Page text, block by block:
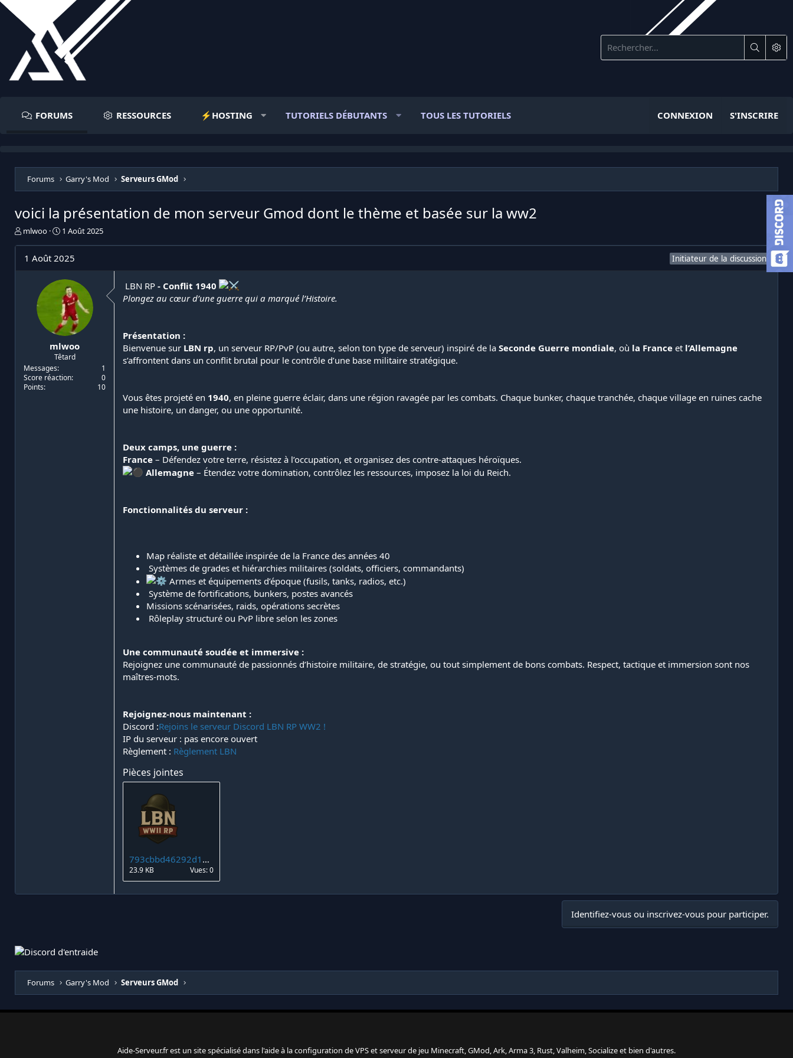
FORUMS RESSOURCES ⚡️HOSTING TUTORIELS DÉBUTANTS TOUS LES TUTORIELS CONNEXION S'INSCRIRE
Forums Garry's Mod Serveurs GMod
voici la présentation de mon serveur Gmod dont le thème et basée sur la ww2
I
a
d
mlwoo
D
e
e
d
é
b
u
t
1 Août 2025
1 Août 2025 Initiateur de la discussion
mlwoo
Têtard
Messages
1
Score réaction
0
Points
10
️ LBN RP - Conflit 1940
Plongez au cœur d’une guerre qui a marqué l’Histoire.
Présentation :
Bienvenue sur LBN rp, un serveur RP/PvP (ou autre, selon ton type de serveur) inspiré de la Seconde Guerre mondiale, où la France et l’Allemagne
s’affrontent dans un conflit brutal pour le contrôle d’une base militaire stratégique.
Vous êtes projeté en 1940, en pleine guerre éclair, dans une région ravagée par les combats. Chaque bunker, chaque tranchée, chaque village en ruines cache
une histoire, un danger, ou une opportunité.
Deux camps, une guerre :
France – Défendez votre terre, résistez à l’occupation, et organisez des contre-attaques héroïques.
Allemagne – Étendez votre domination, contrôlez les ressources, imposez la loi du Reich.
Fonctionnalités du serveur :
Map réaliste et détaillée inspirée de la France des années 40
️ Systèmes de grades et hiérarchies militaires (soldats, officiers, commandants)
Armes et équipements d’époque (fusils, tanks, radios, etc.)
️ Système de fortifications, bunkers, postes avancés
Missions scénarisées, raids, opérations secrètes
️ Rôleplay structuré ou PvP libre selon les zones
Une communauté soudée et immersive :
Rejoignez une communauté de passionnés d’histoire militaire, de stratégie, ou tout simplement de bons combats. Respect, tactique et immersion sont nos
maîtres-mots.
Rejoignez-nous maintenant :
Discord :Rejoins le serveur Discord LBN RP WW2 !
IP du serveur : pas encore ouvert
Règlement : Règlement LBN
Pièces jointes
793cbbd46292d1d8c537497facf17586.png
23.9 KB Vues: 0
Identifiez-vous ou inscrivez-vous pour participer.
Forums Garry's Mod Serveurs GMod
Aide-Serveur.fr est un site spécialisé dans l'aide à la configuration de VPS et serveur de jeu Minecraft, GMod, Ark, Arma 3, Rust, Valheim, Socialize et bien d'autres.